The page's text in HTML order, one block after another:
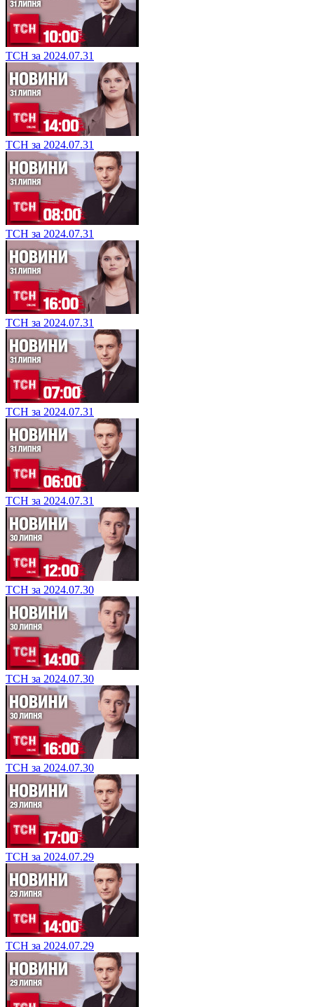
ТСН за 2024.07.31
ТСН за 2024.07.31
ТСН за 2024.07.31
ТСН за 2024.07.31
ТСН за 2024.07.31
ТСН за 2024.07.31
ТСН за 2024.07.30
ТСН за 2024.07.30
ТСН за 2024.07.30
ТСН за 2024.07.29
ТСН за 2024.07.29